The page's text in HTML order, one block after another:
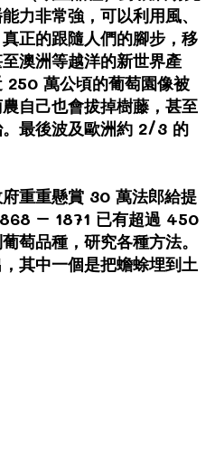
力非常強，可以利用風、
正的跟隨人們的腳步，移
澳洲等越洋的新世界產
250 萬公頃的葡萄園像被
自己也會拔掉樹藤，甚至
最後波及歐洲約 2/3 的
重重懸賞 30 萬法郎給提
– 1871 已有超過 450
萄品種，研究各種方法。
其中一個是把蟾蜍埋到土